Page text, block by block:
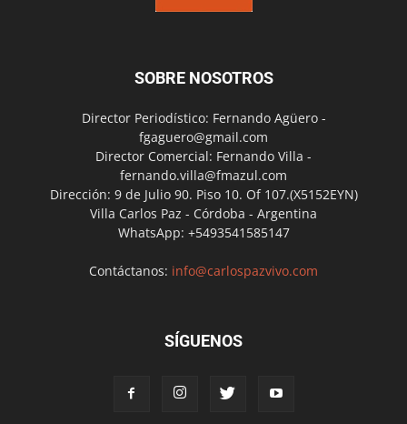
SOBRE NOSOTROS
Director Periodístico: Fernando Agüero -
fgaguero@gmail.com
Director Comercial: Fernando Villa -
fernando.villa@fmazul.com
Dirección: 9 de Julio 90. Piso 10. Of 107.(X5152EYN)
Villa Carlos Paz - Córdoba - Argentina
WhatsApp: +5493541585147
Contáctanos: info@carlospazvivo.com
SÍGUENOS